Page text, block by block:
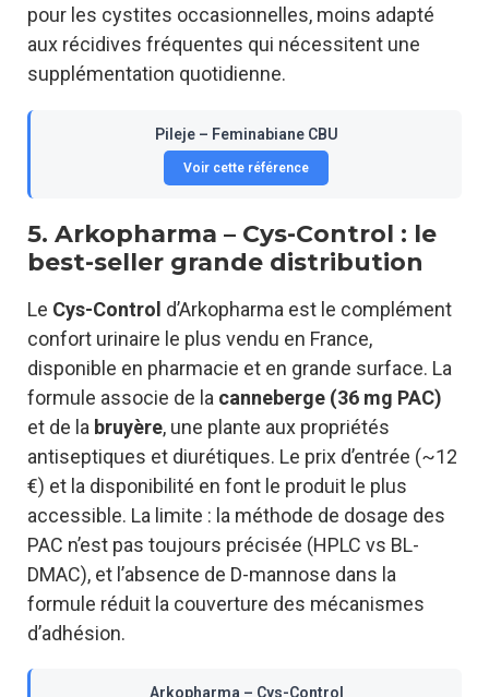
pour les cystites occasionnelles, moins adapté
aux récidives fréquentes qui nécessitent une
supplémentation quotidienne.
Pileje – Feminabiane CBU
Voir cette référence
5. Arkopharma – Cys-Control : le
best-seller grande distribution
Le Cys-Control d’Arkopharma est le complément
confort urinaire le plus vendu en France,
disponible en pharmacie et en grande surface. La
formule associe de la canneberge (36 mg PAC)
et de la bruyère, une plante aux propriétés
antiseptiques et diurétiques. Le prix d’entrée (~12
€) et la disponibilité en font le produit le plus
accessible. La limite : la méthode de dosage des
PAC n’est pas toujours précisée (HPLC vs BL-
DMAC), et l’absence de D-mannose dans la
formule réduit la couverture des mécanismes
d’adhésion.
Arkopharma – Cys-Control